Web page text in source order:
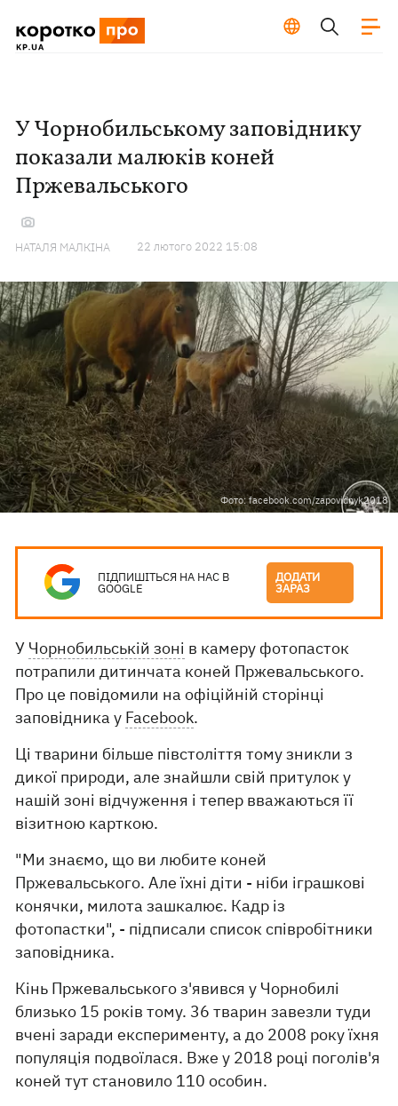
У Чорнобильському заповіднику
показали малюків коней
Пржевальського
НАТАЛЯ МАЛКІНА 22 лютого 2022 15:08
Фото: facebook.com/zapovidnyk2018
ПІДПИШІТЬСЯ НА НАС В
GOOGLE
ДОДАТИ
ЗАРАЗ
У Чорнобильській зоні в камеру фотопасток
потрапили дитинчата коней Пржевальського.
Про це повідомили на офіційній сторінці
заповідника у Facebook.
Ці тварини більше півстоліття тому зникли з
дикої природи, але знайшли свій притулок у
нашій зоні відчуження і тепер вважаються її
візитною карткою.
"Ми знаємо, що ви любите коней
Пржевальського. Але їхні діти - ніби іграшкові
конячки, милота зашкалює. Кадр із
фотопастки", - підписали список співробітники
заповідника.
Кінь Пржевальського з'явився у Чорнобилі
близько 15 років тому. 36 тварин завезли туди
вчені заради експерименту, а до 2008 року їхня
популяція подвоїлася. Вже у 2018 році поголів'я
коней тут становило 110 особин.